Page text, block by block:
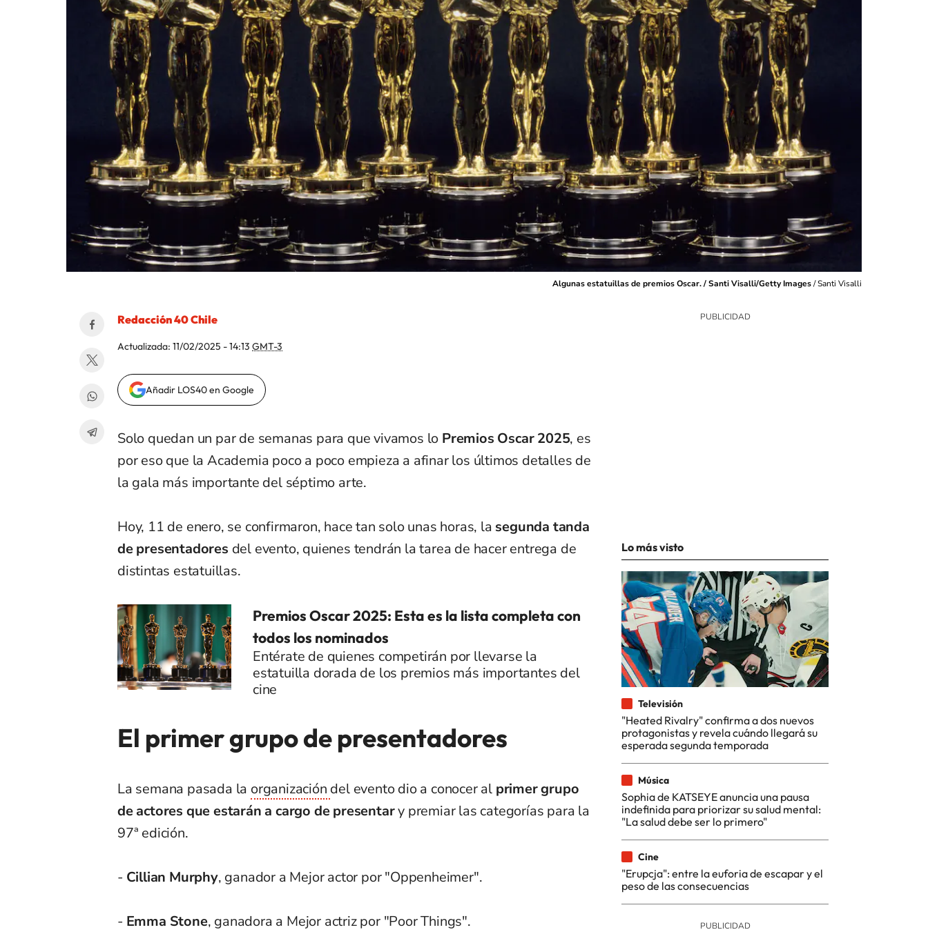
Algunas estatuillas de premios Oscar. / Santi Visalli/Getty Images/Santi Visalli
Redacción 40 Chile
Actualizada: 11/02/2025 - 14:13 GMT-3
Añadir LOS40 en Google
Solo quedan un par de semanas para que vivamos lo Premios Oscar 2025, es
por eso que la Academia poco a poco empieza a afinar los últimos detalles de
la gala más importante del séptimo arte.
Hoy, 11 de enero, se confirmaron, hace tan solo unas horas, la segunda tanda
de presentadores del evento, quienes tendrán la tarea de hacer entrega de
distintas estatuillas.
Premios Oscar 2025: Esta es la lista completa con
todos los nominados
Entérate de quienes competirán por llevarse la
estatuilla dorada de los premios más importantes del
cine
El primer grupo de presentadores
La semana pasada la organización del evento dio a conocer al primer grupo
de actores que estarán a cargo de presentary premiar las categorías para la
97ª edición.
- Cillian Murphy, ganador a Mejor actor por "Oppenheimer".
- Emma Stone, ganadora a Mejor actriz por "Poor Things".
Lo más visto
Televisión
"Heated Rivalry" confirma a dos nuevos
protagonistas y revela cuándo llegará su
esperada segunda temporada
Música
Sophia de KATSEYE anuncia una pausa
indefinida para priorizar su salud mental:
"La salud debe ser lo primero"
Cine
"Erupcja": entre la euforia de escapar y el
peso de las consecuencias